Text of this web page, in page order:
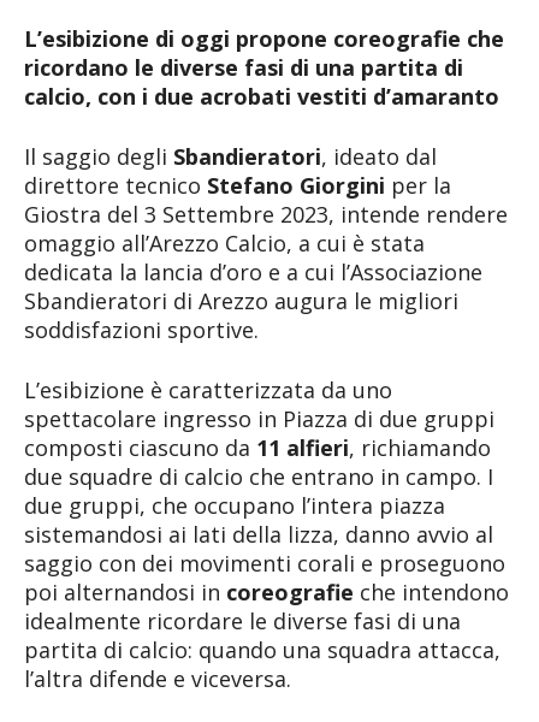
L’esibizione di oggi propone coreografie che
ricordano le diverse fasi di una partita di
calcio, con i due acrobati vestiti d’amaranto
Il saggio degli Sbandieratori, ideato dal
direttore tecnico Stefano Giorgini per la
Giostra del 3 Settembre 2023, intende rendere
omaggio all’Arezzo Calcio, a cui è stata
dedicata la lancia d’oro e a cui l’Associazione
Sbandieratori di Arezzo augura le migliori
soddisfazioni sportive.
L’esibizione è caratterizzata da uno
spettacolare ingresso in Piazza di due gruppi
composti ciascuno da 11 alfieri, richiamando
due squadre di calcio che entrano in campo. I
due gruppi, che occupano l’intera piazza
sistemandosi ai lati della lizza, danno avvio al
saggio con dei movimenti corali e proseguono
poi alternandosi in coreografie che intendono
idealmente ricordare le diverse fasi di una
partita di calcio: quando una squadra attacca,
l’altra difende e viceversa.